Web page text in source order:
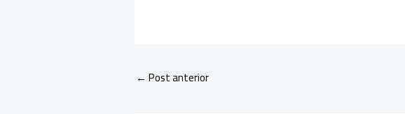
← Post anterior